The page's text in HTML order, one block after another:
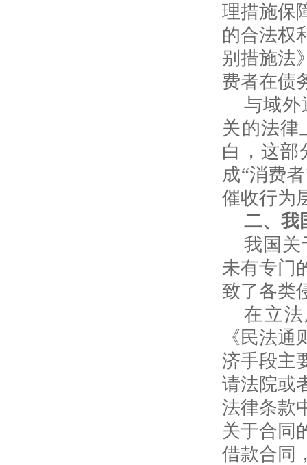
理措施保
的合法权
别措施法
费者在债
与域外
关的法律
白，这部
成“消费
催收行为
二、我
我国关
未有专门
致了各类
在立
《民法
济手段主
请法院或
法律条款
关于合同
借款合同